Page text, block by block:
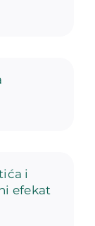
i
efekat